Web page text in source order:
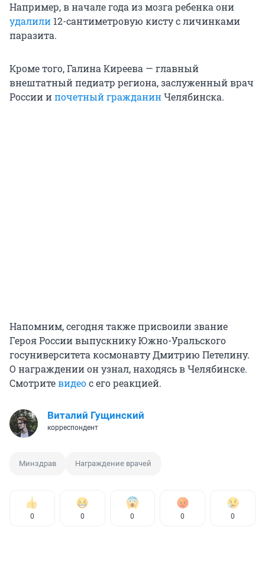
Например, в начале года из мозга ребенка они
удалили 12-сантиметровую кисту с личинками
паразита.
Кроме того, Галина Киреева — главный
внештатный педиатр региона, заслуженный врач
России ипочетный гражданинЧелябинска.
Напомним, сегодня также присвоили звание
Героя России выпускнику Южно-Уральского
госуниверситета космонавту Дмитрию Петелину.
О награждении он узнал, находясь в Челябинске.
Смотритевидеос его реакцией.
Виталий Гущинский
корреспондент
Минздрав Награждение врачей
0 0 0 0 0